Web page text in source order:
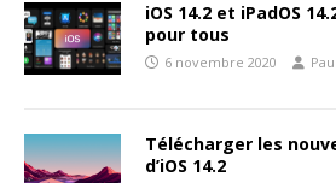
iOS 14.2 et iPadOS
pour tous
6 novembre 2020 Paul
Télécharger les
d’iOS 14.2